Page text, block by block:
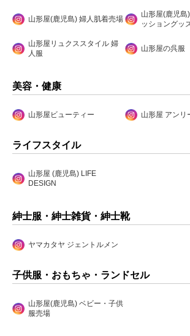
山形屋(鹿児島) 婦人肌着売場
山形屋(鹿児島
ッショングッ
山形屋リュクススタイル 婦
人服
山形屋の呉服
美容・健康
山形屋ビューティー 山形屋 アンリ
ライフスタイル
山形屋 (鹿児島) LIFE
DESIGN
紳士服・紳士雑貨・紳士靴
ヤマカタヤ ジェントルメン
子供服・おもちゃ・ランドセル
山形屋(鹿児島) ベビー・子供
服売場